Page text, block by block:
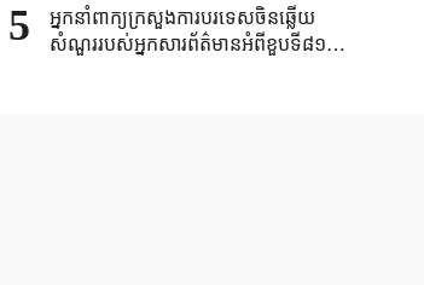
5
អ្នកនាំពាក្យ​ក្រសួងការបរទេស​ចិនឆ្លើយ
សំណួរ​របស់​អ្នកសារព័ត៌មាន​អំពីខួប​ទី៨១នៃ​